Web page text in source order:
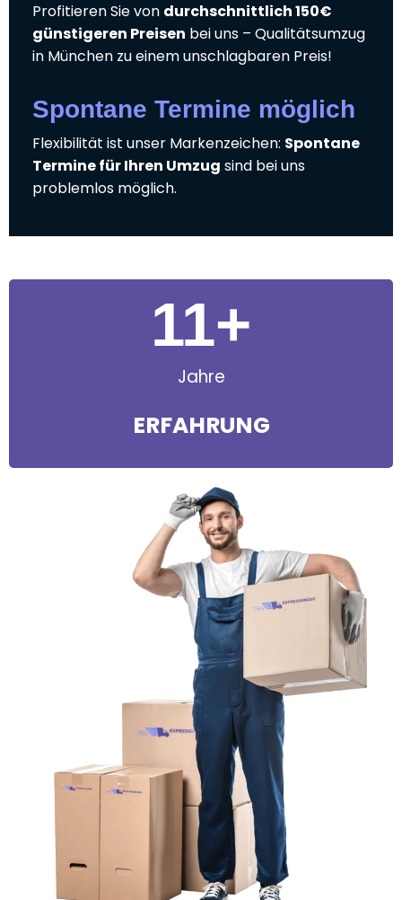
Profitieren Sie von durchschnittlich 150€
günstigeren Preisen bei uns – Qualitätsumzug
in München zu einem unschlagbaren Preis!
Spontane Termine möglich
Flexibilität ist unser Markenzeichen: Spontane
Termine für Ihren Umzug sind bei uns
problemlos möglich.
Jahre
ERFAHRUNG
11+